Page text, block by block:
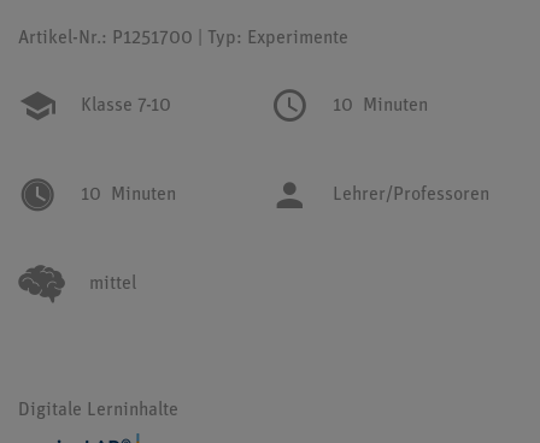
Artikel-Nr.: P1251700 | Typ: Experimente
Klasse 7-10 10 Minuten
10 Minuten Lehrer/Professoren
mittel
Digitale Lerninhalte